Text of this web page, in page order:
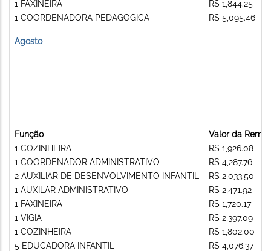
1 FAXINEIRA
1 COORDENADORA PEDAGOGICA
R$ 1,844.25
R$ 5,095.46
Agosto
Função
1 COZINHEIRA
1 COORDENADOR ADMINISTRATIVO
2 AUXILIAR DE DESENVOLVIMENTO INFANTIL
1 AUXILAR ADMINISTRATIVO
1 FAXINEIRA
1 VIGIA
1 COZINHEIRA
5 EDUCADORA INFANTIL
Valor da
R$ 1,926.08
R$ 4,287.76
R$ 2,033.50
R$ 2,471.92
R$ 1,720.17
R$ 2,397.09
R$ 1,802.00
R$ 4,076.37